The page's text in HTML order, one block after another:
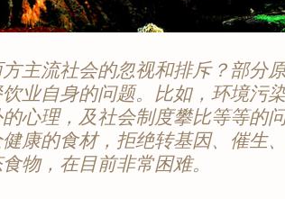
主流社会的忽视和排斥？部分
业自身的问题。比如，环境污
心理，及社会制度攀比等等的
康的食材，拒绝转基因、催生
物，在目前非常困难。